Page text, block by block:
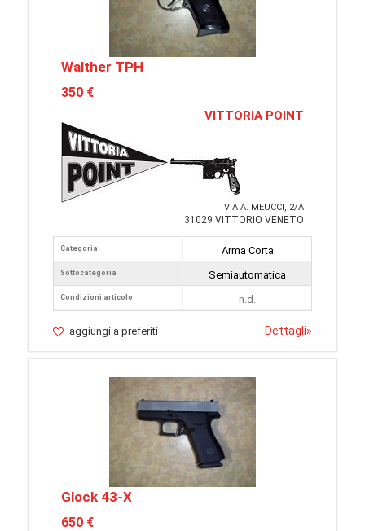
Walther TPH
350 €
VITTORIA POINT
VIA A. MEUCCI, 2/A
31029 VITTORIO VENETO
Categoria
Sottocategoria
Condizioni articolo
Arma Corta
Semiautomatica
n.d.
aggiungi a preferiti Dettagli»
Glock 43-X
650 €